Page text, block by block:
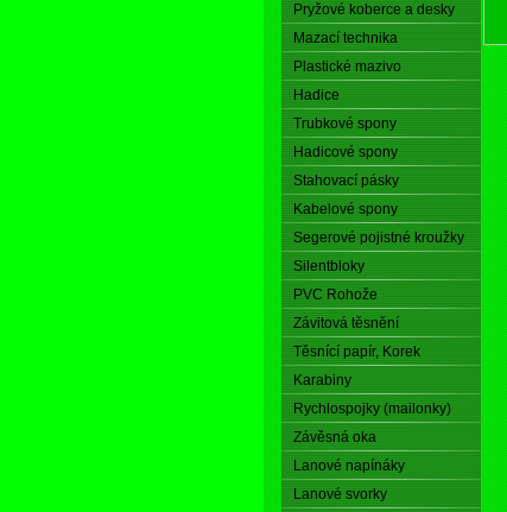
Pryžové koberce a desky
Mazací technika
Plastické mazivo
Hadice
Trubkové spony
Hadicové spony
Stahovací pásky
Kabelové spony
Segerové pojistné kroužky
Silentbloky
PVC Rohože
Závitová těsnění
Těsnící papír, Korek
Karabiny
Rychlospojky (mailonky)
Závěsná oka
Lanové napínáky
Lanové svorky